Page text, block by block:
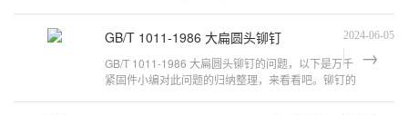
GB/T 1011-1986 大扁圆头铆钉 2024-06-05
GB/T 1011-1986 大扁圆头铆钉的问题，以下是万千
紧固件小编对此问题的归纳整理，来看看吧。铆钉的